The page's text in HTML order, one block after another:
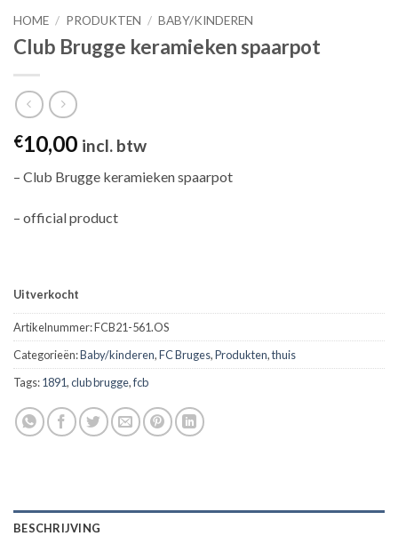
HOME / PRODUKTEN / BABY/KINDEREN
Club Brugge keramieken spaarpot
€10,00 incl. btw
– Club Brugge keramieken spaarpot
– official product
Uitverkocht
Artikelnummer:FCB21-561.OS
Categorieën:Baby/kinderen,FC Bruges,Produkten,thuis
Tags:1891,club brugge,fcb
BESCHRIJVING